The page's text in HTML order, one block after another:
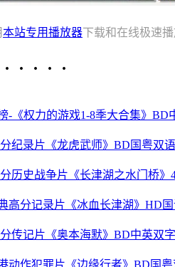
本站专用播放器下载和在线极速
· · · ·
-《权力的游戏1-8季大合集》BD
纪录片《龙虎武师》BD国粤双
历史战争片《长津湖之水门桥》
高分记录片《冰血长津湖》HD
传记片《奥本海默》BD中英双字